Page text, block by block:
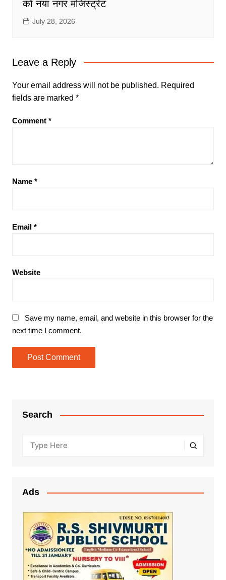
को नया नगर मजिस्ट्रेट
July 28, 2026
Leave a Reply
Your email address will not be published. Required
fields are marked *
Comment *
Name *
Email *
Website
Save my name, email, and website in this browser for the
next time I comment.
Search
Ads